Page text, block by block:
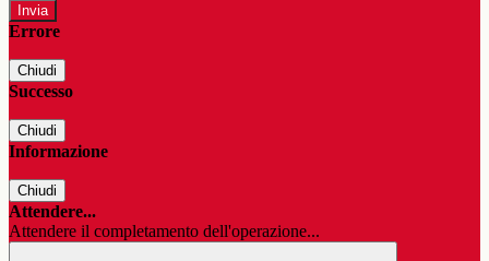
Errore
Chiudi
Successo
Chiudi
Informazione
Chiudi
Attendere...
Attendere il completamento dell'operazione...